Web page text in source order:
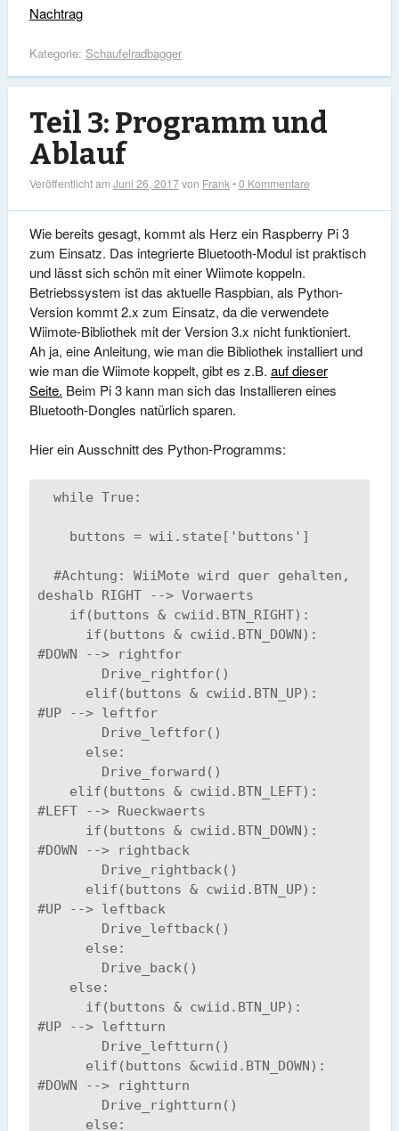
Nachtrag
Kategorie: Schaufelradbagger
Teil 3: Programm und
Ablauf
Veröffentlicht amJuni 26, 2017von Frank•0 Kommentare
Wie bereits gesagt, kommt als Herz ein Raspberry Pi 3
zum Einsatz. Das integrierte Bluetooth-Modul ist praktisch
und lässt sich schön mit einer Wiimote koppeln.
Betriebssystem ist das aktuelle Raspbian, als Python-
Version kommt 2.x zum Einsatz, da die verwendete
Wiimote-Bibliothek mit der Version 3.x nicht funktioniert.
Ah ja, eine Anleitung, wie man die Bibliothek installiert und
wie man die Wiimote koppelt, gibt es z.B. auf dieser
Seite. Beim Pi 3 kann man sich das Installieren eines
Bluetooth-Dongles natürlich sparen.
Hier ein Ausschnitt des Python-Programms:
  while True:
  #Achtung: WiiMote wird quer gehalten,
deshalb RIGHT --> Vorwaerts
#DOWN --> rightfor
#UP --> leftfor
#LEFT --> Rueckwaerts
#DOWN --> rightback
#UP --> leftback
#UP --> leftturn
#DOWN --> rightturn